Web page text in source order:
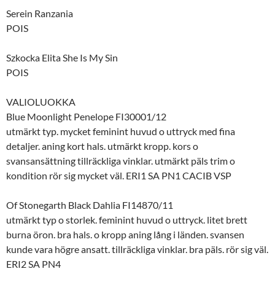
Serein Ranzania
POIS
Szkocka Elita She Is My Sin
POIS
VALIOLUOKKA
Blue Moonlight Penelope FI30001/12
utmärkt typ. mycket feminint huvud o uttryck med fina
detaljer. aning kort hals. utmärkt kropp. kors o
svansansättning tillräckliga vinklar. utmärkt päls trim o
kondition rör sig mycket väl. ERI1 SA PN1 CACIB VSP
Of Stonegarth Black Dahlia FI14870/11
utmärkt typ o storlek. feminint huvud o uttryck. litet brett
burna öron. bra hals. o kropp aning lång i länden. svansen
kunde vara högre ansatt. tillräckliga vinklar. bra päls. rör sig väl.
ERI2 SA PN4